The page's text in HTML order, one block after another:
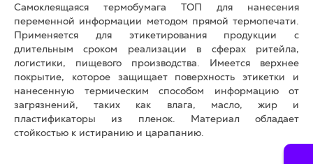
Самоклеящаяся термобумага ТОП для нанесения
переменной информации методом прямой термопечати.
Применяется для этикетирования продукции с
длительным сроком реализации в сферах ритейла,
логистики, пищевого производства. Имеется верхнее
покрытие, которое защищает поверхность этикетки и
нанесенную термическим способом информацию от
загрязнений, таких как влага, масло, жир и
пластификаторы из пленок. Материал обладает
стойкостью к истиранию и царапанию.